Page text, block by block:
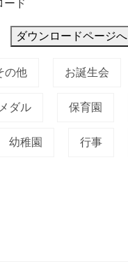
ード
ダウンロードページへ
の他 お誕生会
メダル 保育園
幼稚園 行事